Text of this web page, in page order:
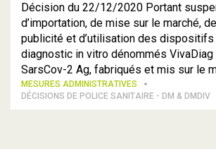
Décision du 22/12/2020 Portant
d’importation, de mise sur le marché,
publicité et d’utilisation des dispositifs
diagnostic in vitro dénommés
SarsCov-2 Ag, fabriqués et mis sur le
MESURES ADMINISTRATIVES
DÉCISIONS DE POLICE SANITAIRE - DM & DMDIV